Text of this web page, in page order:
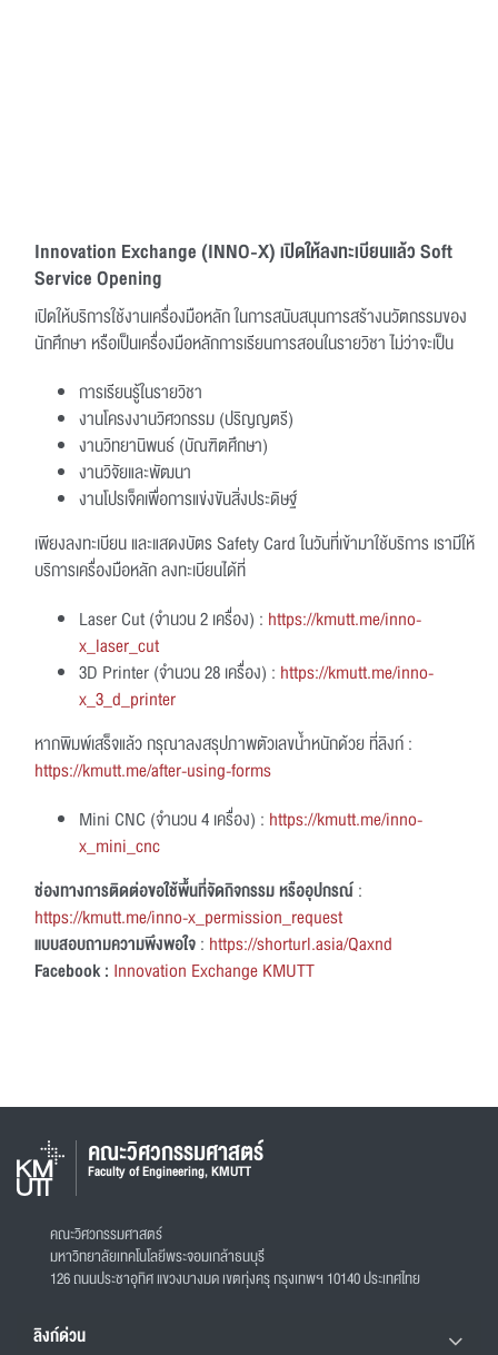
Innovation Exchange (INNO-X) เปิดให้ลงทะเบียนแล้ว Soft
Service Opening
เปิดให้บริการใช้งานเครื่องมือหลัก ในการสนับสนุนการสร้างนวัตกรรมของ
นักศึกษา หรือเป็นเครื่องมือหลักการเรียนการสอนในรายวิชา ไม่ว่าจะเป็น
การเรียนรู้ในรายวิชา
งานโครงงานวิศวกรรม (ปริญญตรี)
งานวิทยานิพนธ์ (บัณฑิตศึกษา)
งานวิจัยและพัฒนา
งานโปรเจ็คเพื่อการแข่งขันสิ่งประดิษฐ์
เพียงลงทะเบียน และแสดงบัตร Safety Card ในวันที่เข้ามาใช้บริการ เรามีให้
บริการเครื่องมือหลัก ลงทะเบียนได้ที่
Laser Cut (จำนวน 2 เครื่อง) : https://kmutt.me/inno-
x_laser_cut
3D Printer (จำนวน 28 เครื่อง) : https://kmutt.me/inno-
x_3_d_printer
หากพิมพ์เสร็จแล้ว กรุณาลงสรุปภาพตัวเลขน้ำหนักด้วย ที่ลิงก์ :
https://kmutt.me/after-using-forms
Mini CNC (จำนวน 4 เครื่อง) : https://kmutt.me/inno-
x_mini_cnc
ช่องทางการติดต่อขอใช้พื้นที่จัดกิจกรรม หรืออุปกรณ์:
https://kmutt.me/inno-x_permission_request
แบบสอบถามความพึงพอใจ: https://shorturl.asia/Qaxnd
Facebook : Innovation Exchange KMUTT
คณะวิศวกรรมศาสตร์
Faculty of Engineering, KMUTT
คณะวิศวกรรมศาสตร์
มหาวิทยาลัยเทคโนโลยีพระจอมเกล้าธนบุรี
126 ถนนประชาอุทิศ แขวงบางมด เขตทุ่งครุ กรุงเทพฯ 10140 ประเทศไทย
ลิงก์ด่วน